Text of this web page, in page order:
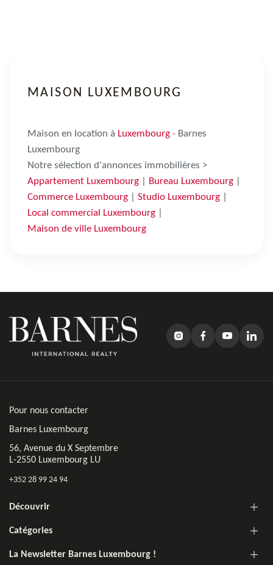
MAISON LUXEMBOURG
Maison en location à Luxembourg - Barnes
Luxembourg
Notre sélection d'annonces immobilières >
Appartement Luxembourg
Bureau Luxembourg
Commerce Luxembourg
Studio Luxembourg
Local commercial Luxembourg
Maison de ville Luxembourg
Pour nous contacter
Barnes Luxembourg
56, Avenue du X Septembre
L-2550 Luxembourg LU
+352 28 99 24 94
Découvrir
Catégories
La Newsletter Barnes Luxembourg !